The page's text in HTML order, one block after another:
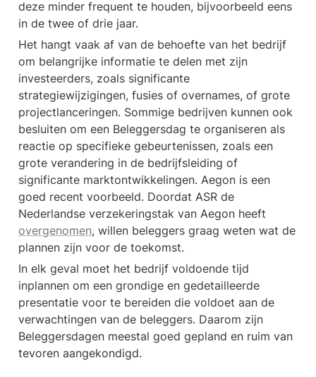
deze minder frequent te houden, bijvoorbeeld eens
in de twee of drie jaar.
Het hangt vaak af van de behoefte van het bedrijf
om belangrijke informatie te delen met zijn
investeerders, zoals significante
strategiewijzigingen, fusies of overnames, of grote
projectlanceringen. Sommige bedrijven kunnen ook
besluiten om een Beleggersdag te organiseren als
reactie op specifieke gebeurtenissen, zoals een
grote verandering in de bedrijfsleiding of
significante marktontwikkelingen. Aegon is een
goed recent voorbeeld. Doordat ASR de
overgenomen, willen beleggers graag weten wat de
plannen zijn voor de toekomst.
In elk geval moet het bedrijf voldoende tijd
inplannen om een grondige en gedetailleerde
presentatie voor te bereiden die voldoet aan de
verwachtingen van de beleggers. Daarom zijn
Beleggersdagen meestal goed gepland en ruim van
tevoren aangekondigd.